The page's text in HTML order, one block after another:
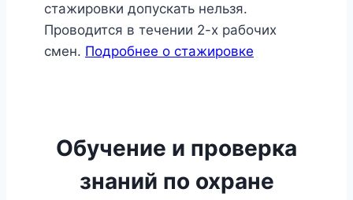
стажировки допускать нельзя.
Проводится в течении 2-х рабочих
смен. Подробнее о стажировке
Обучение и проверка
знаний по охране